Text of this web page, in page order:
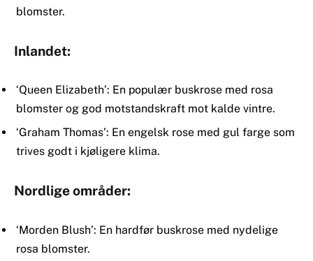
blomster.
Inlandet:
‘Queen Elizabeth’: En populær buskrose med rosa
blomster og god motstandskraft mot kalde vintre.
‘Graham Thomas’: En engelsk rose med gul farge som
trives godt i kjøligere klima.
Nordlige områder:
‘Morden Blush’: En hardfør buskrose med nydelige
rosa blomster.